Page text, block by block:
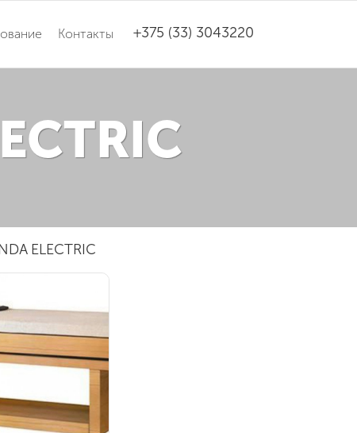
Контакты +375 (33) 3043220
ELECTRIC